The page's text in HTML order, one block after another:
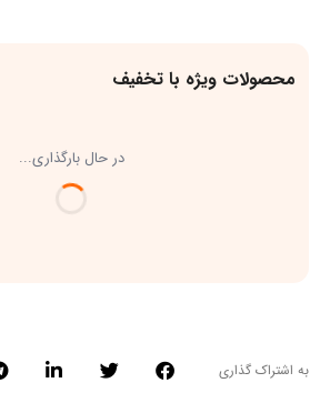
محصولات ویژه با تخفیف
در حال بارگذاری...
به اشتراک گذاری